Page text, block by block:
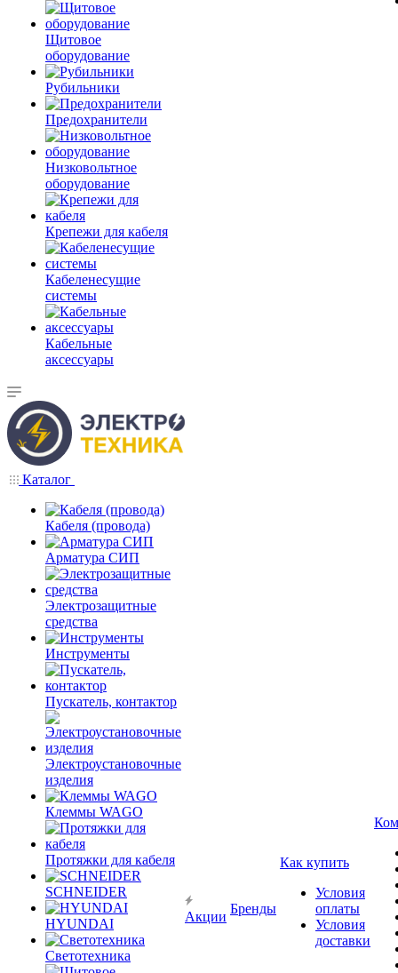
Щитовое
оборудование
Рубильники
Предохранители
Низковольтное
оборудование
Крепежи для кабеля
Кабеленесущие
системы
Кабельные
аксессуары
Каталог
Кабеля (провода)
Арматура СИП
Электрозащитные
средства
Инструменты
Пускатель, контактор
Электроустановочные
изделия
Клеммы WAGO
Протяжки для кабеля
SCHNEIDER
HYUNDAI
Светотехника
Акции
Бренды
Как купить
Условия
оплаты
Условия
доставки